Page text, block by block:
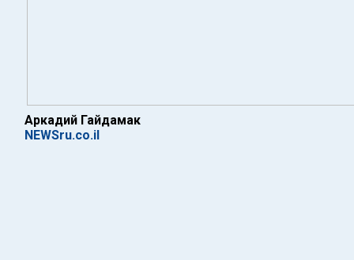
Аркадий Гайдамак
NEWSru.co.il